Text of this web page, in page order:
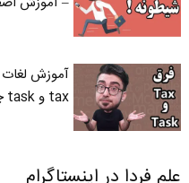
آموزش
tax و task چیه؟